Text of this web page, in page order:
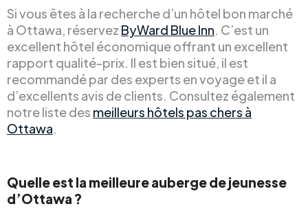
Si vous êtes à la recherche d’un hôtel bon marché
à Ottawa, réservez ByWard Blue Inn. C’est un
excellent hôtel économique offrant un excellent
rapport qualité-prix. Il est bien situé, il est
recommandé par des experts en voyage et il a
d’excellents avis de clients. Consultez également
notre liste des meilleurs hôtels pas chers à
Ottawa.
Quelle est la meilleure auberge de jeunesse
d’Ottawa ?